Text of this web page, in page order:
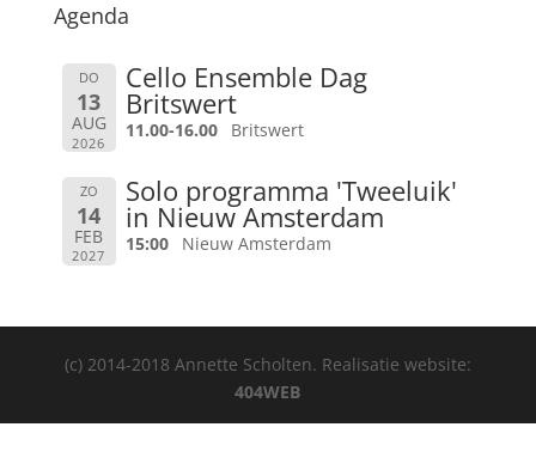
Agenda
DO
13
AUG
2026
Cello Ensemble Dag
Britswert
11.00-16.00 Britswert
ZO
14
FEB
2027
Solo programma 'Tweeluik'
in Nieuw Amsterdam
15:00 Nieuw Amsterdam
(c) 2014-2018 Annette Scholten. Realisatie website:
404WEB